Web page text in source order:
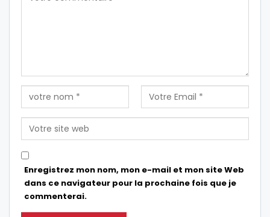
Enregistrez mon nom, mon e-mail et mon site Web
dans ce navigateur pour la prochaine fois que je
commenterai.